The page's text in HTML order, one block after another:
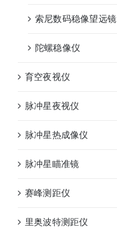
索尼数码稳像望远镜
陀螺稳像仪
育空夜视仪
脉冲星夜视仪
脉冲星热成像仪
脉冲星瞄准镜
赛峰测距仪
里奥波特测距仪